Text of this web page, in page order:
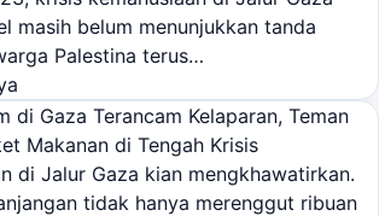
masih belum menunjukkan tanda
Palestina terus…
di Gaza Terancam Kelaparan, Teman
Makanan di Tengah Krisis
di Jalur Gaza kian mengkhawatirkan.
tidak hanya merenggut ribuan